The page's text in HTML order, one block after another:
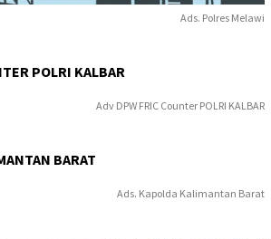
Ads. Polres Melawi
POLRI KALBAR
Adv DPW FRIC Counter POLRI KALBAR
BARAT
Ads. Kapolda Kalimantan Barat